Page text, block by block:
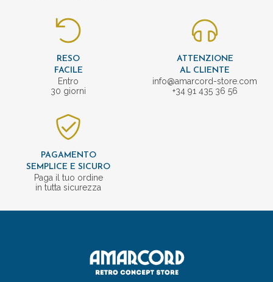
RESO
FACILE
Entro
30 giorni
ATTENZIONE
AL CLIENTE
info@amarcord-store.com
+34 91 435 36 56
PAGAMENTO
SEMPLICE E SICURO
Paga il tuo ordine
in tutta sicurezza